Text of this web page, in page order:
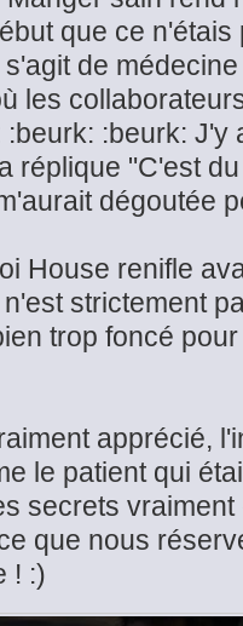
que ce
de
les
:beurk:
réplique "C'est
dégoutée
House renifle
strictement
trop foncé
apprécié,
le patient qui
secrets
que nous
! :)